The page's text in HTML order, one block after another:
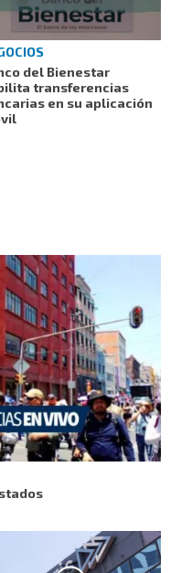
del Bienestar
transferencias
en su aplicación